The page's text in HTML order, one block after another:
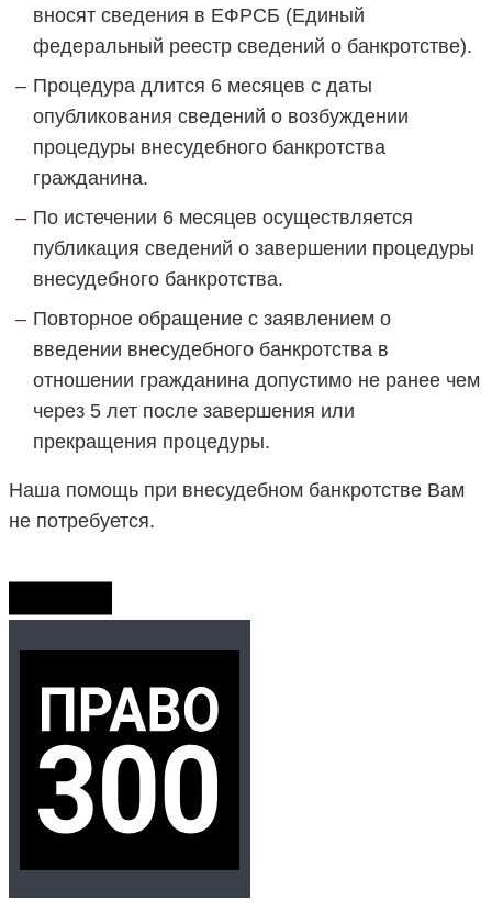
вносят сведения в ЕФРСБ (Единый
федеральный реестр сведений о банкротстве).
Процедура длится 6 месяцев с даты
опубликования сведений о возбуждении
процедуры внесудебного банкротства
гражданина.
По истечении 6 месяцев осуществляется
публикация сведений о завершении процедуры
внесудебного банкротства.
Повторное обращение с заявлением о
введении внесудебного банкротства в
отношении гражданина допустимо не ранее чем
через 5 лет после завершения или
прекращения процедуры.
Наша помощь при внесудебном банкротстве Вам
не потребуется.